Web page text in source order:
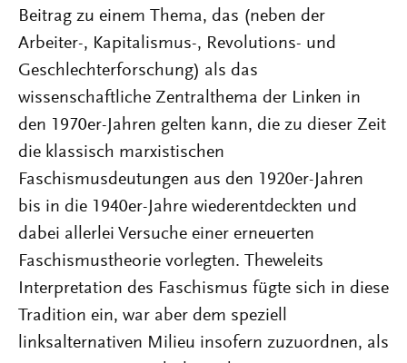
Beitrag zu einem Thema, das (neben der
Arbeiter-, Kapitalismus-, Revolutions- und
Geschlechterforschung) als das
wissenschaftliche Zentralthema der Linken in
den 1970er-Jahren gelten kann, die zu dieser Zeit
die klassisch marxistischen
Faschismusdeutungen aus den 1920er-Jahren
bis in die 1940er-Jahre wiederentdeckten und
dabei allerlei Versuche einer erneuerten
Faschismustheorie vorlegten. Theweleits
Interpretation des Faschismus fügte sich in diese
Tradition ein, war aber dem speziell
linksalternativen Milieu insofern zuzuordnen, als